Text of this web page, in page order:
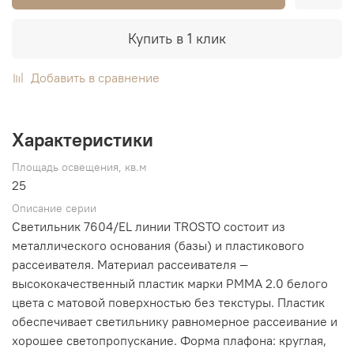
Купить в 1 клик
Добавить в сравнение
Характеристики
Площадь освещения, кв.м
25
Описание серии
Светильник 7604/EL линии TROSTO состоит из
металлического основания (базы) и пластикового
рассеивателя. Материал рассеивателя —
высококачественный пластик марки PMMA 2.0 белого
цвета с матовой поверхностью без текстуры. Пластик
обеспечивает светильнику равномерное рассеивание и
хорошее светопропускание. Форма плафона: круглая,